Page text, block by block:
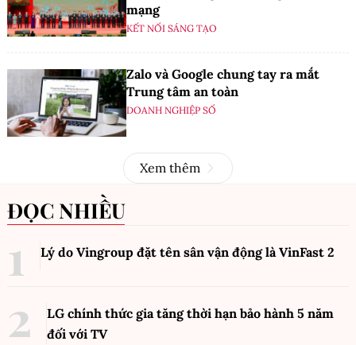
mạng
KẾT NỐI SÁNG TẠO
Zalo và Google chung tay ra mắt
Trung tâm an toàn
DOANH NGHIỆP SỐ
Xem thêm
ĐỌC NHIỀU
Lý do Vingroup đặt tên sân vận động là VinFast 2
LG chính thức gia tăng thời hạn bảo hành 5 năm
đối với TV